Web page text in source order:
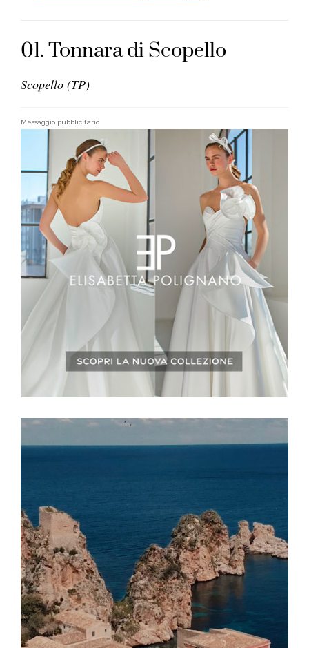
01. Tonnara di Scopello
Scopello (TP)
Messaggio pubblicitario